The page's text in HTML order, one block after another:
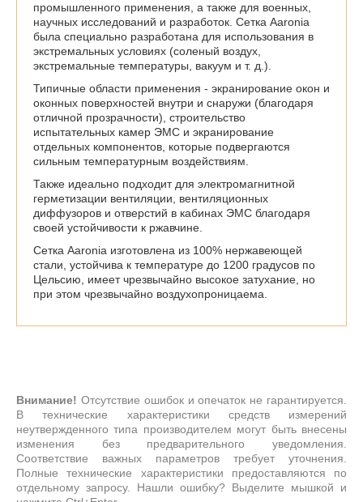
промышленного применения, а также для военных,
научных исследований и разработок. Сетка Aaronia
была специально разработана для использования в
экстремальных условиях (соленый воздух,
экстремальные температуры, вакуум и т. д.).
Типичные области применения - экранирование окон и
оконных поверхностей внутри и снаружи (благодаря
отличной прозрачности), строительство
испытательных камер ЭМС и экранирование
отдельных компонентов, которые подвергаются
сильным температурным воздействиям.
Также идеально подходит для электромагнитной
герметизации вентиляции, вентиляционных
диффузоров и отверстий в кабинах ЭМС благодаря
своей устойчивости к ржавчине.
Сетка Aaronia изготовлена из 100% нержавеющей
стали, устойчива к температуре до 1200 градусов по
Цельсию, имеет чрезвычайно высокое затухание, но
при этом чрезвычайно воздухопроницаема.
Внимание! Отсутствие ошибок и опечаток не гарантируется.
В технические характеристики средств измерений
неутвержденного типа производителем могут быть внесены
изменения без предварительного уведомления.
Соответствие важных параметров требует уточнения.
Полные технические характеристики предоставляются по
отдельному запросу. Нашли ошибку? Выделите мышкой и